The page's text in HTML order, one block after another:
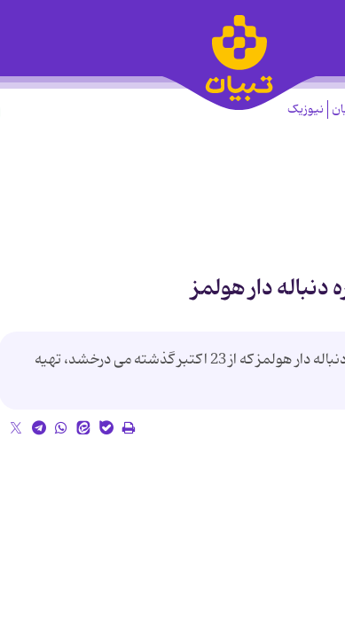
نیوزیک
دار هولمز
تلسکوپ فضایی هابل اولین تصاویر با وضوح تصویر بالا را از ستاره دنباله دار هولمز که از 23 اکتبر گذشته می درخشد، تهیه